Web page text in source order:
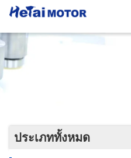
กระปุกเกียร์
ประเภททั้งหมด